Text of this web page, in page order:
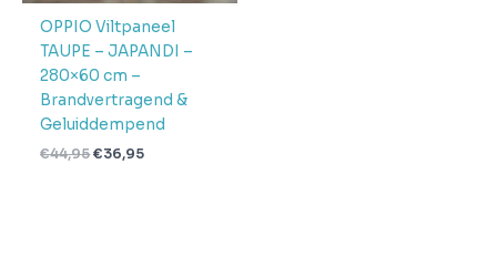
OPPIO Viltpaneel
TAUPE – JAPANDI –
280×60 cm –
Brandvertragend &
Geluiddempend
€44,95€36,95